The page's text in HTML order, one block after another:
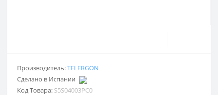
Производитель:TELERGON
Сделано в Испании
Код Товара: S5S04003PC0